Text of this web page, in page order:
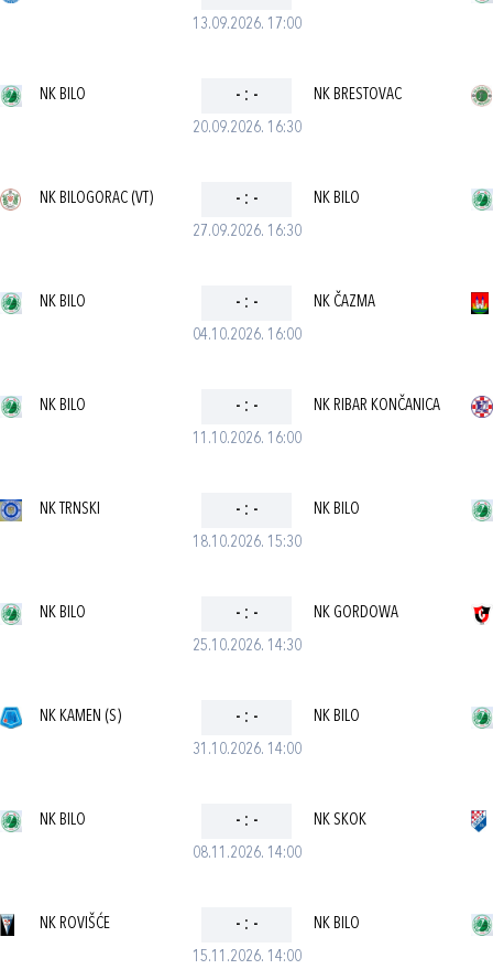
13.09.2026. 17:00
20.09.2026. 16:30
NK BILO - : - NK BRESTOVAC
27.09.2026. 16:30
NK BILOGORAC (VT) - : - NK BILO
04.10.2026. 16:00
NK BILO - : - NK ČAZMA
11.10.2026. 16:00
NK BILO - : - NK RIBAR KONČANICA
18.10.2026. 15:30
NK TRNSKI - : - NK BILO
25.10.2026. 14:30
NK BILO - : - NK GORDOWA
31.10.2026. 14:00
NK KAMEN (S) - : - NK BILO
08.11.2026. 14:00
NK BILO - : - NK SKOK
15.11.2026. 14:00
NK ROVIŠĆE - : - NK BILO